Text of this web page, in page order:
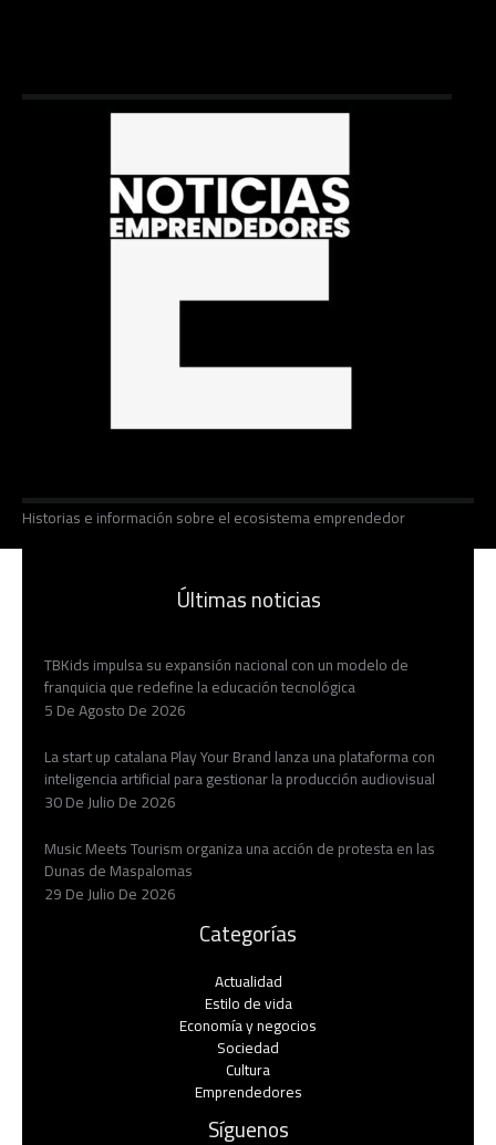
Historias e información sobre el ecosistema emprendedor
Últimas noticias
TBKids impulsa su expansión nacional con un modelo de
franquicia que redefine la educación tecnológica
5 De Agosto De 2026
La start up catalana Play Your Brand lanza una plataforma con
inteligencia artificial para gestionar la producción audiovisual
30 De Julio De 2026
Music Meets Tourism organiza una acción de protesta en las
Dunas de Maspalomas
29 De Julio De 2026
Categorías
Actualidad
Estilo de vida
Economía y negocios​
Sociedad
Cultura
Emprendedores
Síguenos